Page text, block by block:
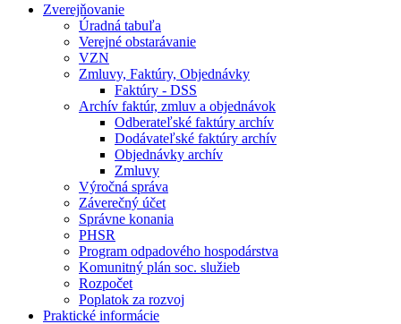
Zverejňovanie
Úradná tabuľa
Verejné obstarávanie
VZN
Zmluvy, Faktúry, Objednávky
Faktúry - DSS
Archív faktúr, zmluv a objednávok
Odberateľské faktúry archív
Dodávateľské faktúry archív
Objednávky archív
Zmluvy
Výročná správa
Záverečný účet
Správne konania
PHSR
Program odpadového hospodárstva
Komunitný plán soc. služieb
Rozpočet
Poplatok za rozvoj
Praktické informácie